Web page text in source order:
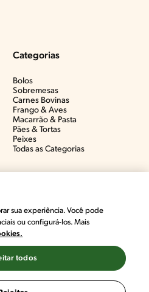
Categorias
Bolos
Sobremesas
Carnes Bovinas​
Frango & Aves​
Macarrão & Pasta​
Pães & Tortas​
Peixes
Todas as Categorias
sua experiência. Você pode
ou configurá-los. Mais
todos